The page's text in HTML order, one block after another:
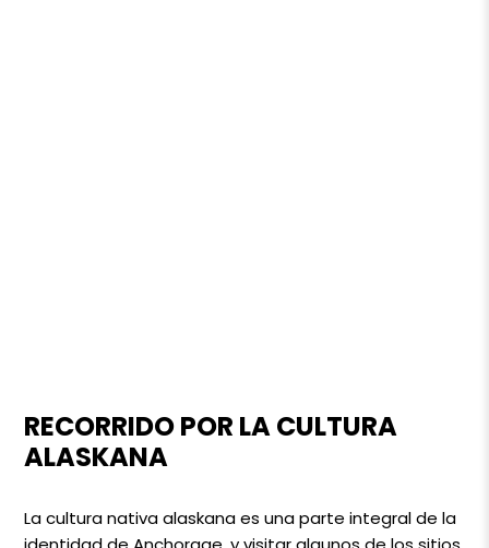
RECORRIDO POR LA CULTURA
ALASKANA
La cultura nativa alaskana es una parte integral de la